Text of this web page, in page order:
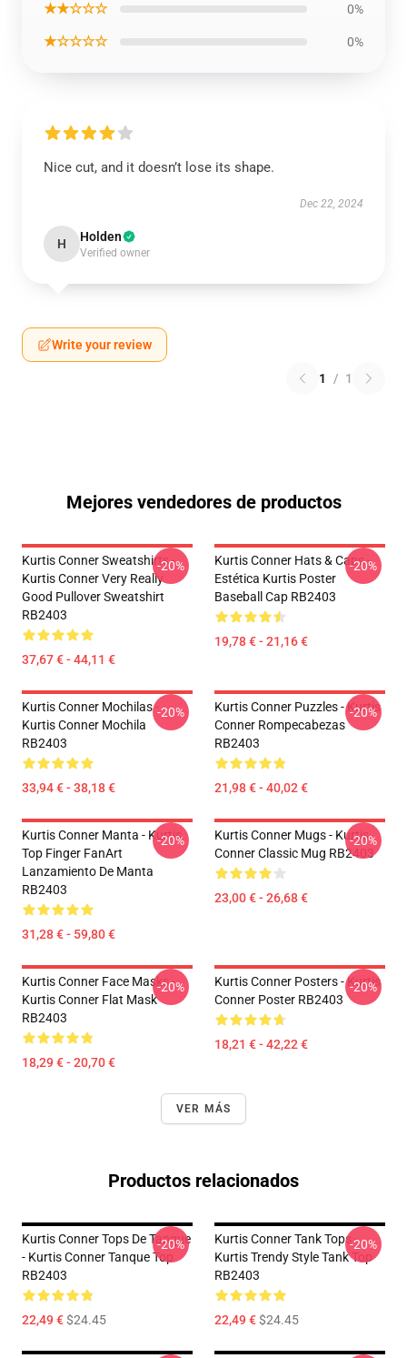
★★☆☆☆ 0%
★☆☆☆☆ 0%
Nice cut, and it doesn’t lose its shape.
Dec 22, 2024
H Holden
Verified owner
Write your review
1 / 1
Mejores vendedores de productos
Kurtis Conner Sweatshirts -
Kurtis Conner Very Really
Good Pullover Sweatshirt
RB2403
37,67 € - 44,11 €
-20%
Kurtis Conner Hats & Caps -
Estética Kurtis Poster
Baseball Cap RB2403
19,78 € - 21,16 €
-20%
Kurtis Conner Mochilas -
Kurtis Conner Mochila
RB2403
33,94 € - 38,18 €
-20%
Kurtis Conner Puzzles - Kurtis
Conner Rompecabezas
RB2403
21,98 € - 40,02 €
-20%
Kurtis Conner Manta - Kurtis
Top Finger FanArt
Lanzamiento De Manta
RB2403
31,28 € - 59,80 €
-20%
Kurtis Conner Mugs - Kurtis
Conner Classic Mug RB2403
23,00 € - 26,68 €
-20%
Kurtis Conner Face Masks -
Kurtis Conner Flat Mask
RB2403
18,29 € - 20,70 €
-20%
Kurtis Conner Posters - Kurtis
Conner Poster RB2403
18,21 € - 42,22 €
-20%
VER MÁS
Productos relacionados
Kurtis Conner Tops De Tanque
- Kurtis Conner Tanque Top
RB2403
22,49 €$24.45
-20%
Kurtis Conner Tank Tops -
Kurtis Trendy Style Tank Top
RB2403
22,49 €$24.45
-20%